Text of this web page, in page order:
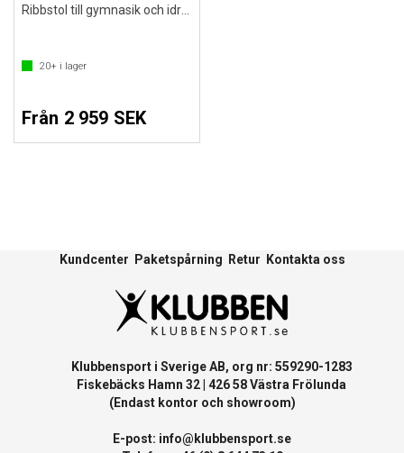
20+ i lager
Från 2 959 SEK
Kundcenter Paketspårning Retur Kontakta oss
Klubbensport i Sverige AB, org nr: 559290-1283
Fiskebäcks Hamn 32 | 426 58 Västra Frölunda
(Endast kontor och showroom)
E-post: info@klubbensport.se